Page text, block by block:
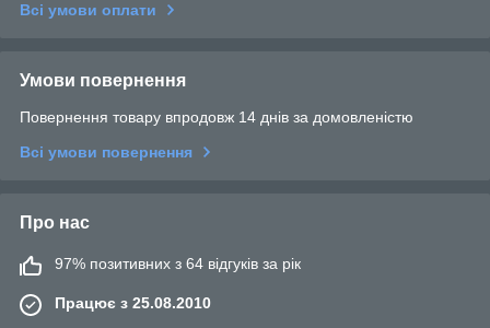
Всі умови оплати
Умови повернення
Повернення товару впродовж 14 днів за домовленістю
Всі умови повернення
Про нас
97% позитивних з 64 відгуків за рік
Працює з 25.08.2010